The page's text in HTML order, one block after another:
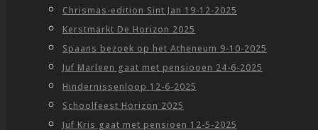
Chrismas-edition Sint Jan 19-12-2025
Kerstmarkt De Horizon 2025
Spaans bezoek op het Atheneum 9-10-2025
Juf Marleen gaat met pensiooen 24-6-2025
Hindernissenloop 12-6-2025
Schoolfeest Horizon 2025
Juf Kris gaat met pensioen 12-5-2025